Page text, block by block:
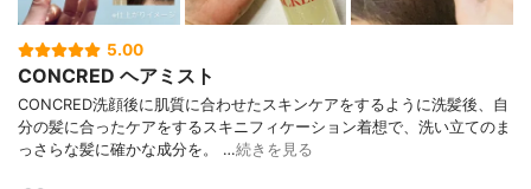
5.00
CONCRED ヘアミスト
CONCRED洗顔後に肌質に合わせたスキンケアをするように洗髪後、自
分の髪に合ったケアをするスキニフィケーション着想で、洗い立てのま
っさらな髪に確かな成分を。 …続きを見る